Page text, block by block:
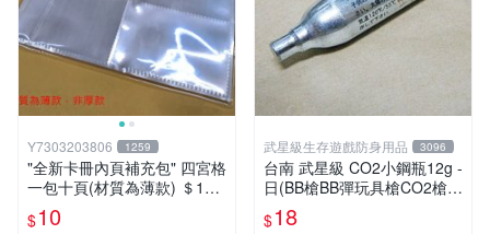
Y7303203806 1259
"全新卡冊內頁補充包" 四宮格
一包十頁(材質為薄款) ＄10
元 (下單最少十包)
$10
武星級生存遊戲防身用品 3096
台南 武星級 CO2小鋼瓶12g -
日(BB槍BB彈玩具槍CO2槍長
槍短槍模型槍壓縮氣瓶氮氣瓶
$18